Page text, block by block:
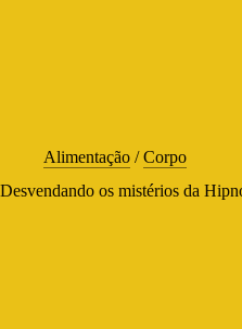
Alimentação /Corpo
Desvendando os mistérios da